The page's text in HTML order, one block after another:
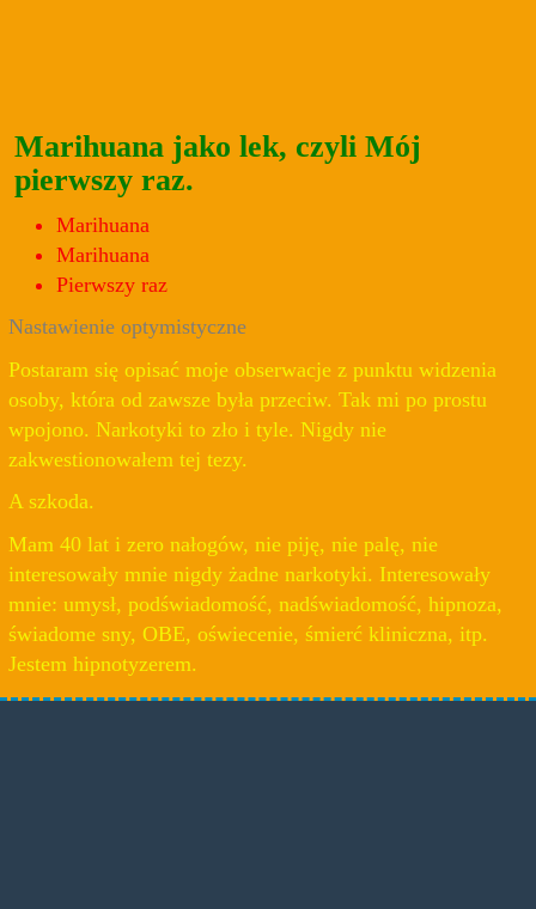
Marihuana jako lek, czyli Mój
pierwszy raz.
Marihuana
Marihuana
Pierwszy raz
Nastawienie optymistyczne
Postaram się opisać moje obserwacje z punktu widzenia
osoby, która od zawsze była przeciw. Tak mi po prostu
wpojono. Narkotyki to zło i tyle. Nigdy nie
zakwestionowałem tej tezy.
A szkoda.
Mam 40 lat i zero nałogów, nie piję, nie palę, nie
interesowały mnie nigdy żadne narkotyki. Interesowały
mnie: umysł, podświadomość, nadświadomość, hipnoza,
świadome sny, OBE, oświecenie, śmierć kliniczna, itp.
Jestem hipnotyzerem.